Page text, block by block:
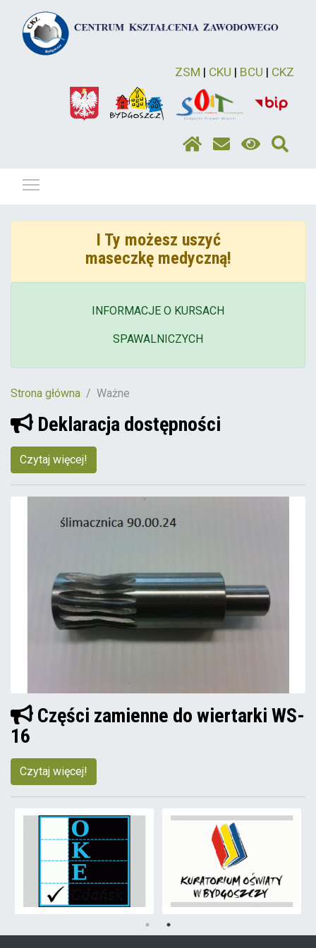
ZSM | CKU | BCU | CKZ
I Ty możesz uszyć
maseczkę medyczną!
INFORMACJE O KURSACH
SPAWALNICZYCH
Strona główna Ważne
Deklaracja dostępności
Czytaj więcej!
Części zamienne do wiertarki WS-
16
Czytaj więcej!